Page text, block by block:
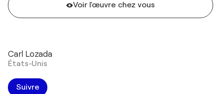
Voir l'œuvre chez vous
Carl Lozada
États-Unis
Suivre